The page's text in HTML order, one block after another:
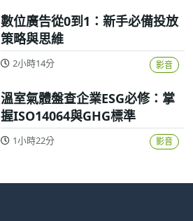
數位廣告從0到1：新手必備投放
策略與思維
2小時14分 影音
溫室氣體盤查企業ESG必修：掌
握ISO14064與GHG標準
1小時22分 影音